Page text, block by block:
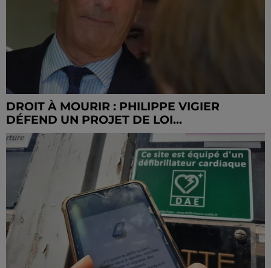
DROIT À MOURIR : PHILIPPE VIGIER
DÉFEND UN PROJET DE LOI...